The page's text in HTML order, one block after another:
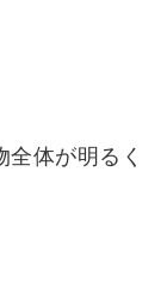
体が明るく